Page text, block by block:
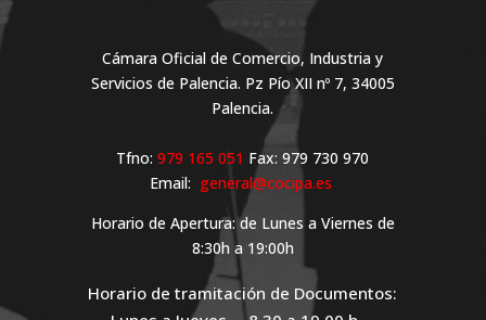
Cámara Oficial de Comercio, Industria y
Servicios de Palencia. Pz Pío XII nº 7, 34005
Palencia.
Tfno:979 165 051 Fax: 979 730 970
Email: general@cocipa.es
Horario de Apertura: de Lunes a Viernes de
8:30h a 19:00h
Horario de tramitación de Documentos: